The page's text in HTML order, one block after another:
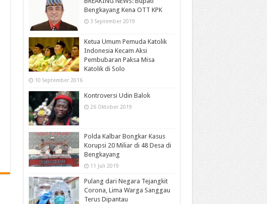
Bengkayang Kena OTT KPK
3 September 2019
Ketua Umum Pemuda Katolik
Indonesia Kecam Aksi
Pembubaran Paksa Misa
Katolik di Solo
10 September 2016
Kontroversi Udin Balok
26 Oktober 2019
Polda Kalbar Bongkar Kasus
Korupsi 20 Miliar di 48 Desa di
Bengkayang
11 Juli 2019
Pulang dari Negara Tejangkit
Corona, Lima Warga Sanggau
Terus Dipantau